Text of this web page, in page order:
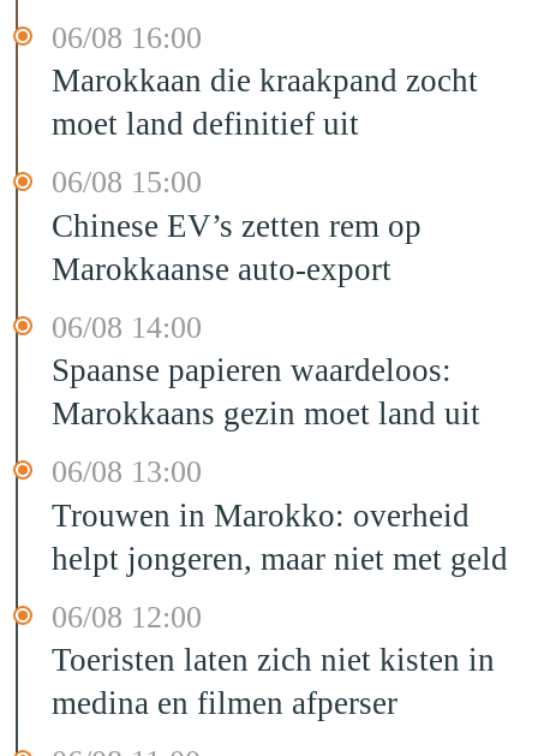
06/08 16:00
Marokkaan die kraakpand zocht
moet land definitief uit
06/08 15:00
Chinese EV’s zetten rem op
Marokkaanse auto-export
06/08 14:00
Spaanse papieren waardeloos:
Marokkaans gezin moet land uit
06/08 13:00
Trouwen in Marokko: overheid
helpt jongeren, maar niet met geld
06/08 12:00
Toeristen laten zich niet kisten in
medina en filmen afperser